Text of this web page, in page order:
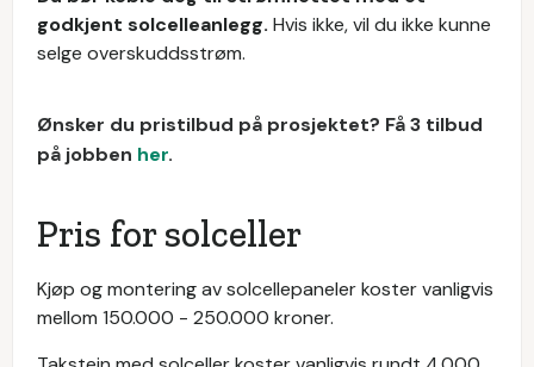
godkjent solcelleanlegg. Hvis ikke, vil du ikke kunne
selge overskuddsstrøm.
Ønsker du pristilbud på prosjektet? Få 3 tilbud
på jobben her.
Pris for solceller
Kjøp og montering av solcellepaneler koster vanligvis
mellom 150.000 - 250.000 kroner.